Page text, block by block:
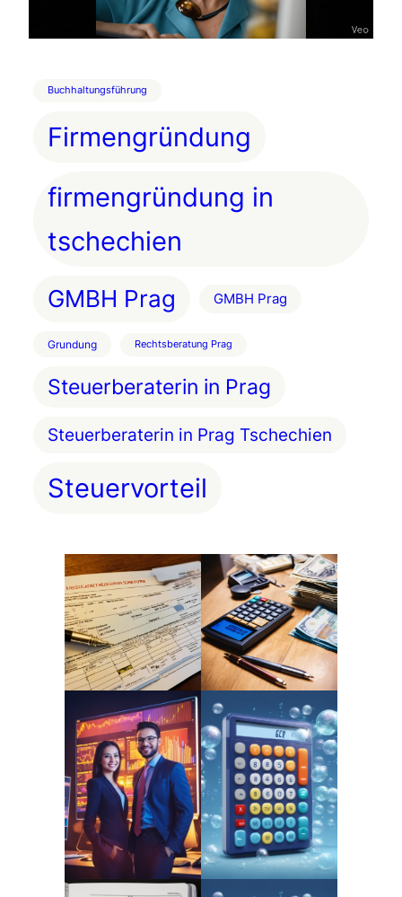
Buchhaltungsführung
Firmengründung
firmengründung in
tschechien
GMBH Prag GMBH Prag
Grundung Rechtsberatung Prag
Steuerberaterin in Prag
Steuerberaterin in Prag Tschechien
Steuervorteil